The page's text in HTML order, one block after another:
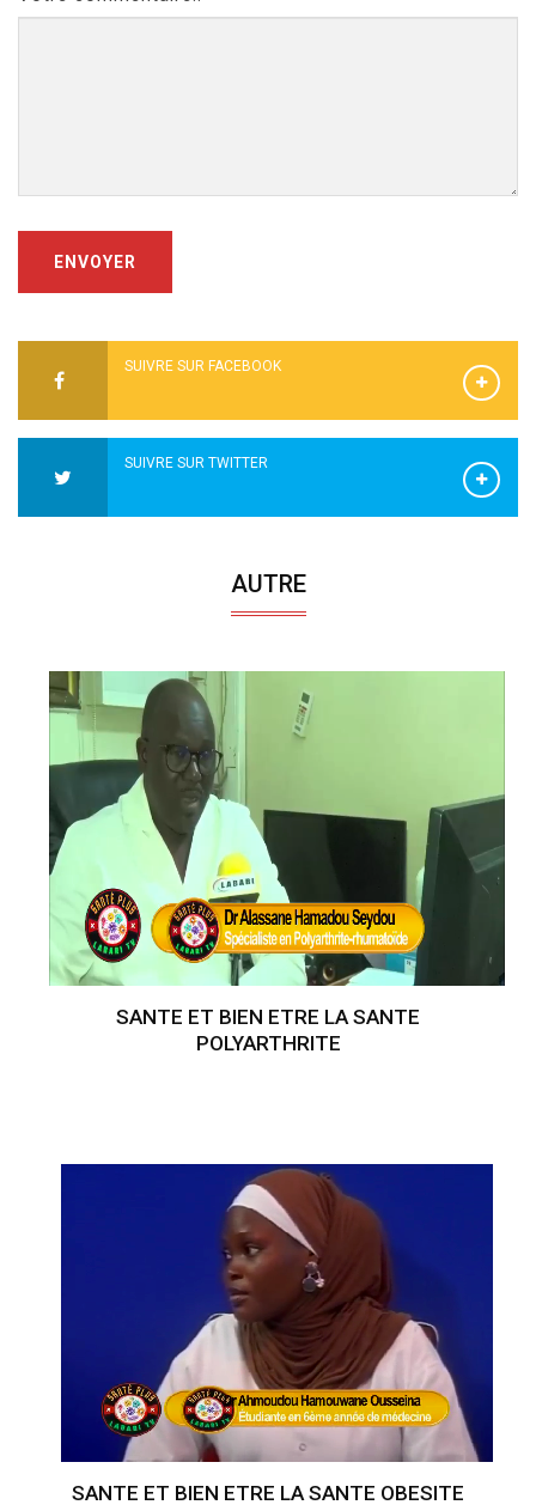
ENVOYER
SUIVRE SUR FACEBOOK
SUIVRE SUR TWITTER
AUTRE
SANTE ET BIEN ETRE LA SANTE
POLYARTHRITE
SANTE ET BIEN ETRE LA SANTE OBESITE